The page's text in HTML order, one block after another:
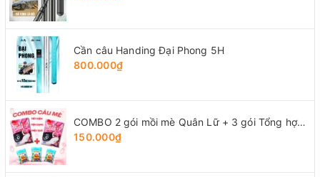
Cần câu Handing Đại Phong 5H
800.000₫
COMBO 2 gói mồi mè Quân Lữ + 3 gói Tổng hợp Tứ Quý
150.000₫